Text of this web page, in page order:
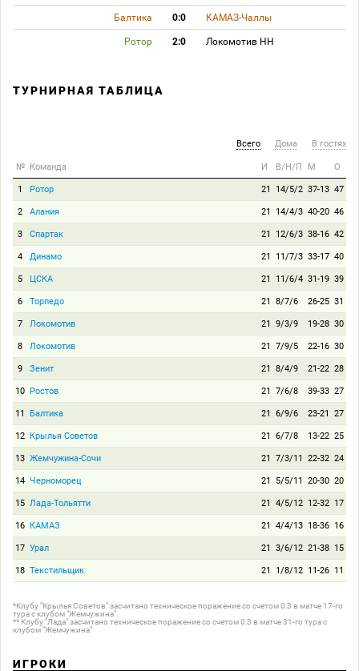
Балтика 0:0 КАМАЗ-Чаллы
Ротор 2:0 Локомотив НН
ТУРНИРНАЯ ТАБЛИЦА
Всего Дома В гостях
№ Команда И В/Н/П М О
1 Ротор 21 14/5/2 37-13 47
2 Алания 21 14/4/3 40-20 46
3 Спартак 21 12/6/3 38-16 42
4 Динамо 21 11/7/3 33-17 40
5 ЦСКА 21 11/6/4 31-19 39
6 Торпедо 21 8/7/6 26-25 31
7 Локомотив 21 9/3/9 19-28 30
8 Локомотив 21 7/9/5 22-16 30
9 Зенит 21 8/4/9 21-22 28
10 Ростов 21 7/6/8 39-33 27
11 Балтика 21 6/9/6 23-21 27
12 Крылья Советов 21 6/7/8 13-22 25
13 Жемчужина-Сочи 21 7/3/11 22-32 24
14 Черноморец 21 5/5/11 20-30 20
15 Лада-Тольятти 21 4/5/12 12-32 17
16 КАМАЗ 21 4/4/13 18-36 16
17 Урал 21 3/6/12 21-38 15
18 Текстильщик 21 1/8/12 11-26 11
*Клубу "Крылья Советов" засчитано техническое поражение со счетом 0:3 в матче 17-го
тура с клубом "Жемчужина".
** Клубу "Лада" засчитано техническое поражение со счетом 0:3 в матче 31-го тура с
клубом "Жемчужина"
ИГРОКИ